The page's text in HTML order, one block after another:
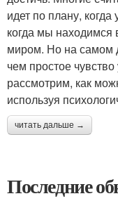
идет по плану,
когда мы
миром. Но на самом
чем простое
рассмотрим, как
используя
читать дальше →
Последние